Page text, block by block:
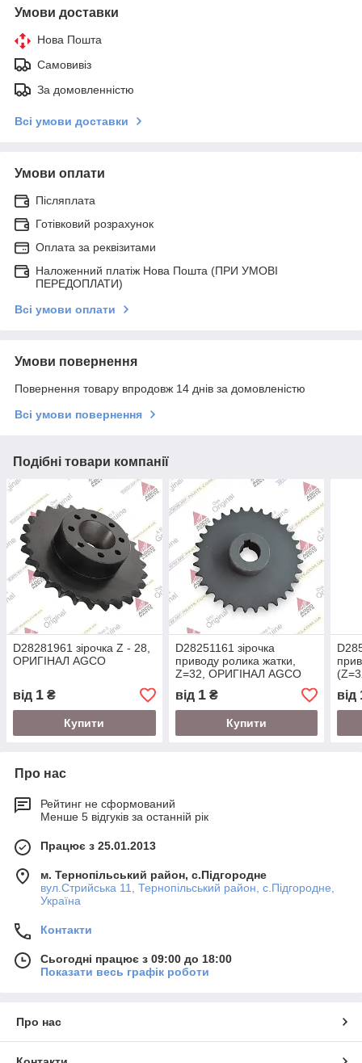
Умови доставки
Нова Пошта
Самовивіз
За домовленністю
Всі умови доставки
Умови оплати
Післяплата
Готівковий розрахунок
Оплата за реквізитами
Наложенний платіж Нова Пошта (ПРИ УМОВІ
ПЕРЕДОПЛАТИ)
Всі умови оплати
Умови повернення
Повернення товару впродовж 14 днів за домовленістю
Всі умови повернення
Подібні товари компанії
D28281961 зірочка Z - 28,
ОРИГІНАЛ AGCO
від 1 ₴
Купити
D28251161 зірочка
приводу ролика жатки,
Z=32, ОРИГІНАЛ AGCO
від 1₴
Купити
від
Про нас
Рейтинг не сформований
Менше 5 відгуків за останній рік
Працює з 25.01.2013
м. Тернопільський район, с.Підгородне
вул.Стрийська 11, Тернопільський район, с.Підгородне,
Україна
Контакти
Сьогодні працює з 09:00 до 18:00
Показати весь графік роботи
Про нас